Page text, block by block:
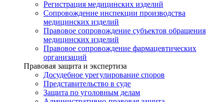
Регистрация медицинских изделий
Сопровождение инспекции производства
медицинских изделий
Правовое сопровождение субъектов обращения
медицинских изделий
Правовое сопровождение фармацевтических
организаций
Правовая защита и экспертиза
Досудебное урегулирование споров
Представительство в суде
Защита по уголовным делам